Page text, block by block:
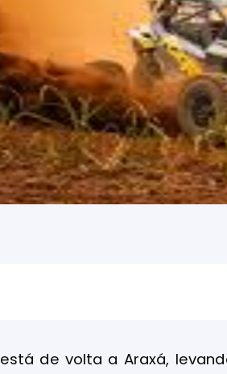
está de volta a Araxá,